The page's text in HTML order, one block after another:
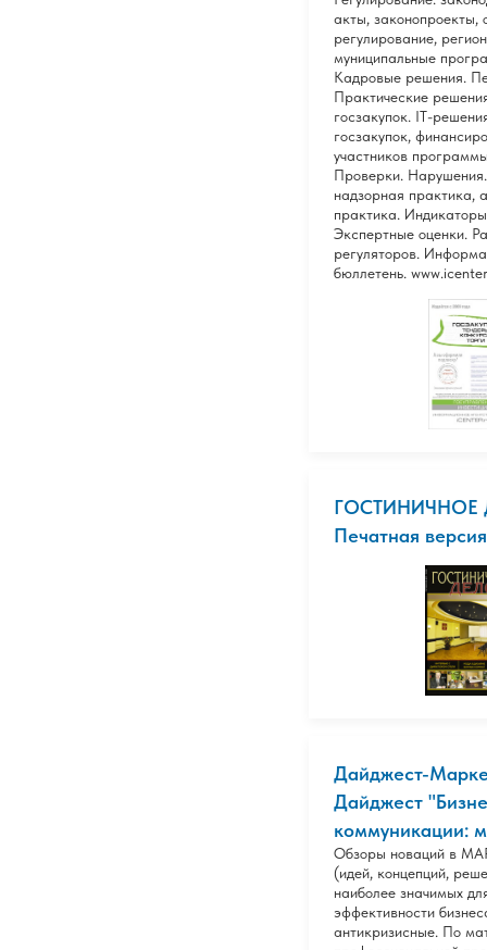
акты, законопроекты,
регулирование,
муниципальные
Кадровые решения.
Практические
госзакупок. IT-
госзакупок,
участников
Проверки.
надзорная практика,
практика.
Экспертные оценки.
регуляторов.
бюллетень.
ГОСТИНИЧНОЕ
Печатная версия
Дайджест-
Дайджест
коммуникации:
Обзоры новаций в
(идей, концепций,
наиболее значимых
эффективности
антикризисные. По